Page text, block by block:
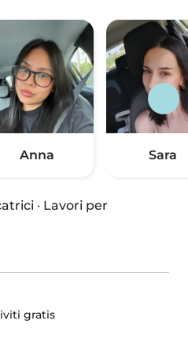
Anna Sara
· Lavori per
gratis